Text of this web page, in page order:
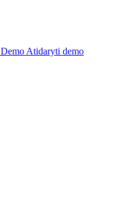
Demo Atidaryti demo